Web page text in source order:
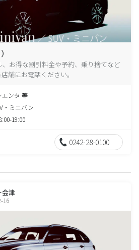
、お得な割引料金や予約、乗り捨てなど
舗にお電話ください。
エンタ 等
・ミニバン
19:00
0242-28-0100
会津
16